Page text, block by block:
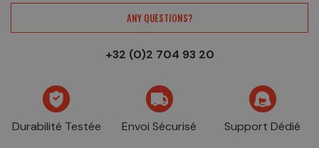
ANY QUESTIONS?
+32 (0)2 704 93 20
Durabilité Testée Envoi Sécurisé Support Dédié